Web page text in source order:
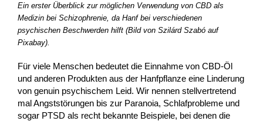
Ein erster Überblick zur möglichen Verwendung von CBD als
Medizin bei Schizophrenie, da Hanf bei verschiedenen
psychischen Beschwerden hilft (Bild von Szilárd Szabó auf
Pixabay).
Für viele Menschen bedeutet die Einnahme von CBD-Öl
und anderen Produkten aus der Hanfpflanze eine Linderung
von genuin psychischem Leid. Wir nennen stellvertretend
mal Angststörungen bis zur Paranoia, Schlafprobleme und
sogar PTSD als recht bekannte Beispiele, bei denen die